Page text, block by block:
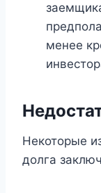
менее
Некоторые
долга